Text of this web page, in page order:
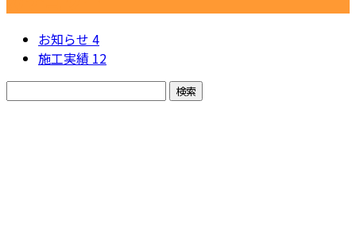
お知らせ 4
施工実績 12